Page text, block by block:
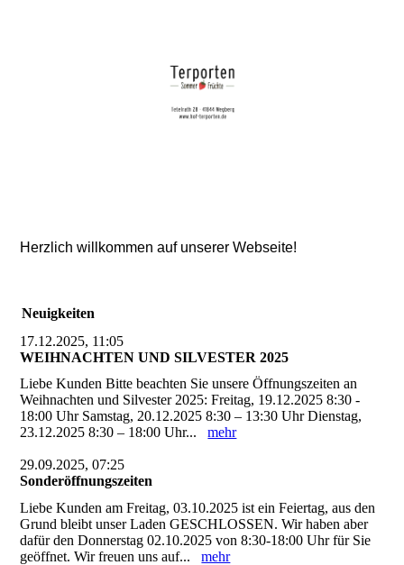
Herzlich willkommen auf unserer Webseite!
Neuigkeiten
17.12.2025, 11:05
WEIHNACHTEN UND SILVESTER 2025
Liebe Kunden Bitte beachten Sie unsere Öffnungszeiten an
Weihnachten und Silvester 2025: Freitag, 19.12.2025 8:30 -
18:00 Uhr Samstag, 20.12.2025 8:30 – 13:30 Uhr Dienstag,
23.12.2025 8:30 – 18:00 Uhr...mehr
29.09.2025, 07:25
Sonderöffnungszeiten
Liebe Kunden am Freitag, 03.10.2025 ist ein Feiertag, aus den
Grund bleibt unser Laden GESCHLOSSEN. Wir haben aber
dafür den Donnerstag 02.10.2025 von 8:30-18:00 Uhr für Sie
geöffnet. Wir freuen uns auf...mehr